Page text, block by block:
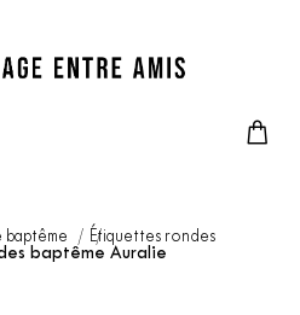
baptême
Étiquettes rondes
baptême Auralie